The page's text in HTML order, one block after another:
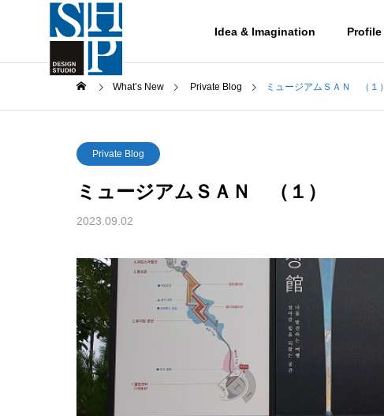
Idea & Imagination Profile
Works-住宅
What’s New Private Blog ミュージアムＳＡＮ （１）
Private Blog
ミュージアムＳＡＮ （１）
2023.09.02